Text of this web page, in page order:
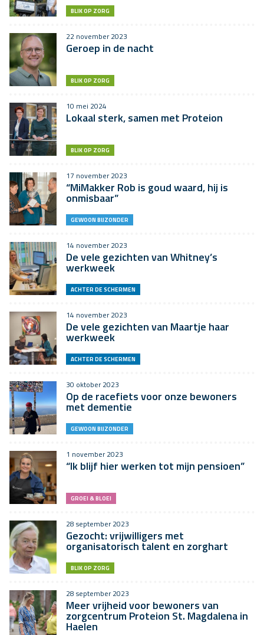
BLIK OP ZORG
22 november 2023
Geroep in de nacht
BLIK OP ZORG
10 mei 2024
Lokaal sterk, samen met Proteion
BLIK OP ZORG
17 november 2023
“MiMakker Rob is goud waard, hij is
onmisbaar”
GEWOON BIJZONDER
14 november 2023
De vele gezichten van Whitney’s
werkweek
ACHTER DE SCHERMEN
14 november 2023
De vele gezichten van Maartje haar
werkweek
ACHTER DE SCHERMEN
30 oktober 2023
Op de racefiets voor onze bewoners
met dementie
GEWOON BIJZONDER
1 november 2023
“Ik blijf hier werken tot mijn pensioen”
GROEI & BLOEI
28 september 2023
Gezocht: vrijwilligers met
organisatorisch talent en zorghart
BLIK OP ZORG
28 september 2023
Meer vrijheid voor bewoners van
zorgcentrum Proteion St. Magdalena in
Haelen